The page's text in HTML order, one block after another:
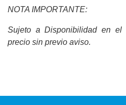
NOTA IMPORTANTE:
Sujeto a Disponibilidad en el
precio sin previo aviso.